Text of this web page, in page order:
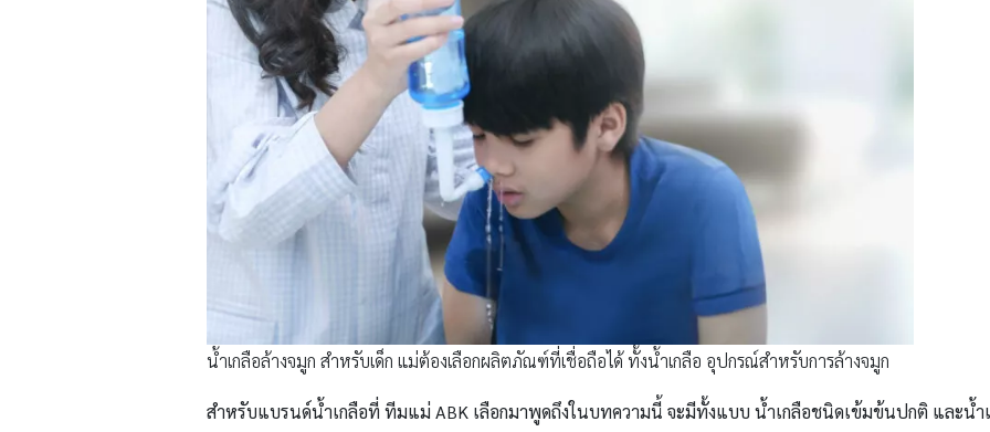
น้ำเกลือล้างจมูก สำหรับเด็ก แม่ต้องเลือกผลิตภัณฑ์ที่เชื่อถือได้ ทั้งน้ำเกลือ อุปกรณ์สำหรับการล้างจมูก
สำหรับแบรนด์น้ำเกลือที่ ทีมแม่ ABK เลือกมาพูดถึงในบทความนี้ จะมีทั้งแบบ น้ำเกลือชนิดเข้มข้นปกติ และน้ำ